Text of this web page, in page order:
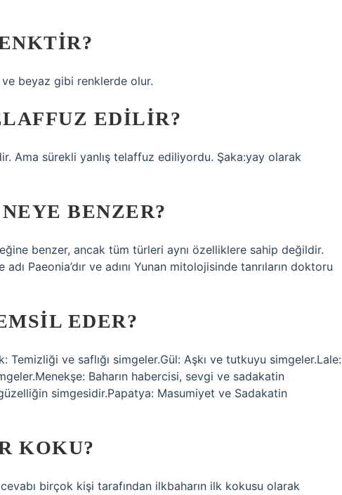
ve beyaz gibi renklerde olur.
EDILIR?
Ama sürekli yanlış telaffuz ediliyordu. Şaka:yay olarak
BENZER?
benzer, ancak tüm türleri aynı özelliklere sahip değildir.
Paeonia’dır ve adını Yunan mitolojisinde tanrıların doktoru
EDER?
Temizliği ve saflığı simgeler.Gül: Aşkı ve tutkuyu simgeler.Lale:
Baharın habercisi, sevgi ve sadakatin
simgesidir.Papatya: Masumiyet ve Sadakatin
KOKU?
birçok kişi tarafından ilkbaharın ilk kokusu olarak